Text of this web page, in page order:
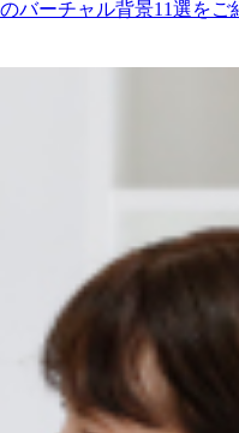
バーチャル背景11選を